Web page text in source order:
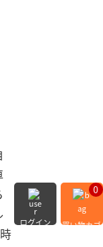
ログイン
0
買い物カゴ